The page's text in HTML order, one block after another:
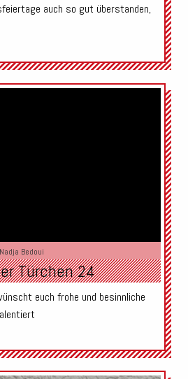
auch so gut überstanden,
Nadja Bedoui
Türchen 24
euch frohe und besinnliche